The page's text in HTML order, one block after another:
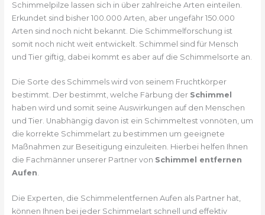
Schimmelpilze lassen sich in über zahlreiche Arten einteilen.
Erkundet sind bisher 100.000 Arten, aber ungefähr 150.000
Arten sind noch nicht bekannt. Die Schimmelforschung ist
somit noch nicht weit entwickelt. Schimmel sind für Mensch
und Tier giftig, dabei kommt es aber auf die Schimmelsorte an.
Die Sorte des Schimmels wird von seinem Fruchtkörper
bestimmt. Der bestimmt, welche Färbung der Schimmel
haben wird und somit seine Auswirkungen auf den Menschen
und Tier. Unabhängig davon ist ein Schimmeltest vonnöten, um
die korrekte Schimmelart zu bestimmen um geeignete
Maßnahmen zur Beseitigung einzuleiten. Hierbei helfen Ihnen
die Fachmänner unserer Partner von Schimmel entfernen
Aufen.
Die Experten, die Schimmelentfernen Aufen als Partner hat,
können Ihnen bei jeder Schimmelart schnell und effektiv